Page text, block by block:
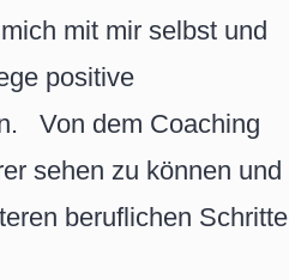
mit mir selbst und
positive
Von dem Coaching
sehen zu können und
beruflichen Schritte